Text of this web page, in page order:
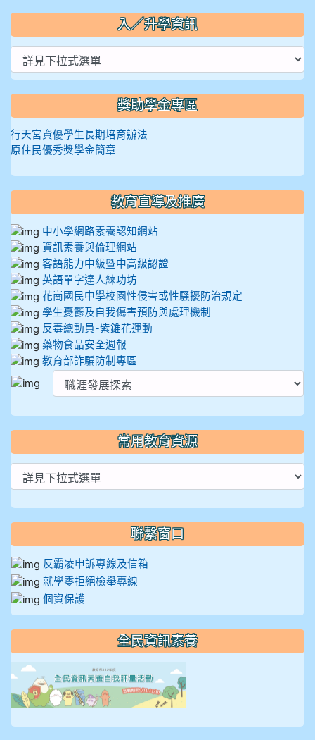
入／升學資訊
獎助學金專區
行天宮資優學生長期培育辦法
原住民優秀獎學金簡章
教育宣導及推廣
中小學網路素養認知網站
資訊素養與倫理網站
客語能力中級暨中高級認證
英語單字達人練功坊
花崗國民中學校園性侵害或性騷擾防治規定
學生憂鬱及自我傷害預防與處理機制
反毒總動員-紫錐花運動
藥物食品安全週報
教育部詐騙防制專區
常用教育資源
聯繫窗口
反霸凌申訴專線及信箱
就學零拒絕檢舉專線
個資保護
全民資訊素養